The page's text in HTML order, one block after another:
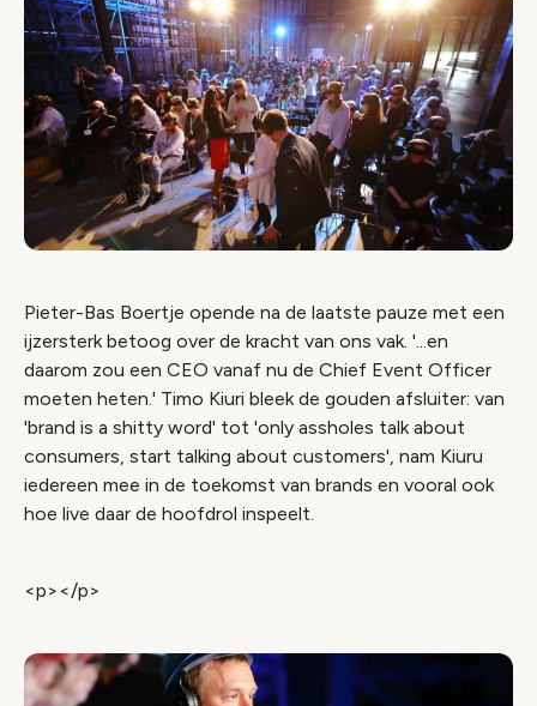
Pieter-Bas Boertje opende na de laatste pauze met een
ijzersterk betoog over de kracht van ons vak. '...en
daarom zou een CEO vanaf nu de Chief Event Officer
moeten heten.' Timo Kiuri bleek de gouden afsluiter: van
'brand is a shitty word' tot 'only assholes talk about
consumers, start talking about customers', nam Kiuru
iedereen mee in de toekomst van brands en vooral ook
hoe live daar de hoofdrol inspeelt.
<p></p>